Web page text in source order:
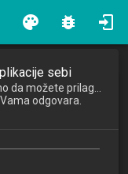
palette bug_report
sebi
odgovara.